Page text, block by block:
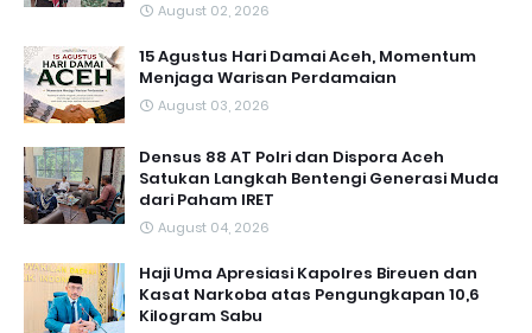
August 02, 2026
15 Agustus Hari Damai Aceh, Momentum
Menjaga Warisan Perdamaian
August 03, 2026
Densus 88 AT Polri dan Dispora Aceh
Satukan Langkah Bentengi Generasi Muda
dari Paham IRET
August 04, 2026
Haji Uma Apresiasi Kapolres Bireuen dan
Kasat Narkoba atas Pengungkapan 10,6
Kilogram Sabu